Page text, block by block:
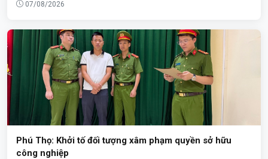
07/08/2026
Phú Thọ: Khởi tố đối tượng xâm phạm quyền sở hữu
công nghiệp